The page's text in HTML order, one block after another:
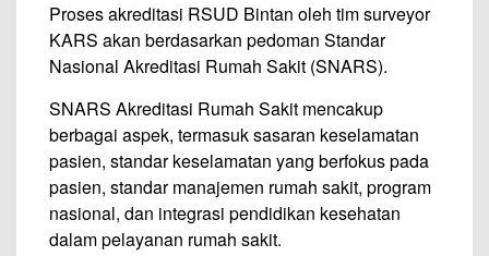
Proses akreditasi RSUD Bintan oleh tim surveyor
KARS akan berdasarkan pedoman Standar
Nasional Akreditasi Rumah Sakit (SNARS).
SNARS Akreditasi Rumah Sakit mencakup
berbagai aspek, termasuk sasaran keselamatan
pasien, standar keselamatan yang berfokus pada
pasien, standar manajemen rumah sakit, program
nasional, dan integrasi pendidikan kesehatan
dalam pelayanan rumah sakit.